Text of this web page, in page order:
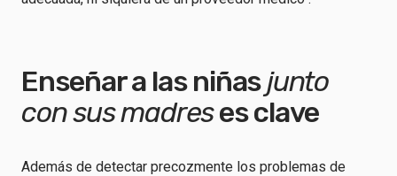
Enseñar a las niñasjunto
con sus madreses clave
Además de detectar precozmente los problemas de